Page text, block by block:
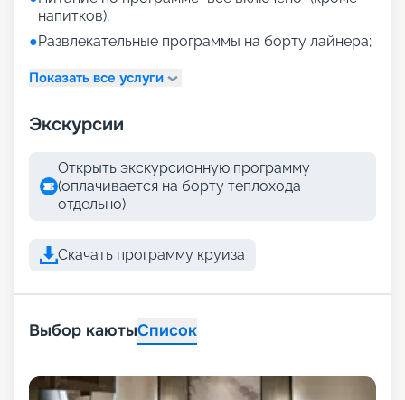
напитков);
●Развлекательные программы на борту лайнера;
Показать все услуги
Экскурсии
Открыть экскурсионную программу
(оплачивается на борту теплохода
отдельно)
Скачать программу круиза
Выбор каютыСписок